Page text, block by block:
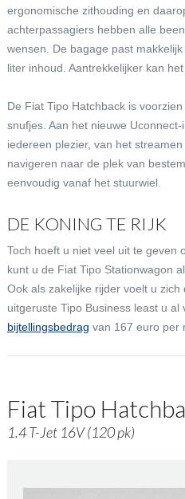
ergonomische zithouding en
achterpassagiers hebben alle
wensen. De bagage past
liter inhoud. Aantrekkelijker kan het
De Fiat Tipo Hatchback is
snufjes. Aan het nieuwe
iedereen plezier, van het
navigeren naar de plek van
eenvoudig vanaf het stuurwiel.
DE KONING TE RIJK
Toch hoeft u niet veel uit te geven
kunt u de Fiat Tipo Stationwagon
Ook als zakelijke rijder voelt u
uitgeruste Tipo Business least u al
bijtellingsbedrag van 167 euro per
Fiat Tipo
1.4 T-Jet 16V (120 pk)